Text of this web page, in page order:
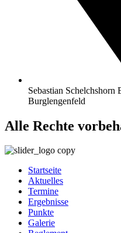
Sebastian Schelchshorn
Burglengenfeld
Alle Rechte
Startseite
Aktuelles
Termine
Ergebnisse
Punkte
Galerie